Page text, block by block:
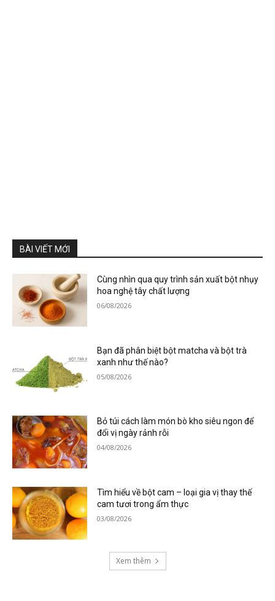
BÀI VIẾT MỚI
Cùng nhìn qua quy trình sản xuất bột nhụy
hoa nghệ tây chất lượng
06/08/2026
Bạn đã phân biệt bột matcha và bột trà
xanh như thế nào?
05/08/2026
Bỏ túi cách làm món bò kho siêu ngon để
đổi vị ngày rảnh rỗi
04/08/2026
Tìm hiểu về bột cam – loại gia vị thay thế
cam tươi trong ẩm thực
03/08/2026
Xem thêm